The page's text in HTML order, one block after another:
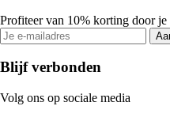
Profiteer van 10% korting door
Blijf verbonden
Volg ons op sociale media